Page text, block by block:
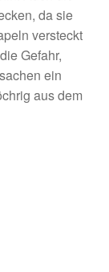
da sie
versteckt
Gefahr,
ein
aus dem